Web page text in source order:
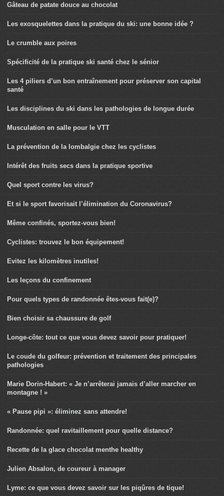
Gâteau de patate douce au chocolat
Les exosquelettes dans la pratique du ski: une bonne idée ?
Le crumble aux poires
Spécificité de la pratique ski santé chez le sénior
Les 4 piliers d’un bon entraînement pour préserver son capital
santé
Les disciplines du ski dans les pathologies de longue durée
Musculation en salle pour le VTT
La prévention de la lombalgie chez les cyclistes
Intérêt des fruits secs dans la pratique sportive
Quel sport contre les virus?
Et si le sport favorisait l’élimination du Coronavirus?
Même confinés, sportez-vous bien!
Cyclistes: trouvez le bon équipement!
Evitez les kilomètres inutiles!
Les leçons du confinement
Pour quels types de randonnée êtes-vous fait(e)?
Bien choisir sa chaussure de golf
Longe-côte: tout ce que vous devez savoir pour pratiquer!
Le coude du golfeur: prévention et traitement des principales
pathologies
Marie Dorin-Habert: « Je n’arrêterai jamais d’aller marcher en
montagne ! »
« Pause pipi »: éliminez sans attendre!
Randonnée: quel ravitaillement pour quelle distance?
Recette de la glace chocolat menthe healthy
Julien Absalon, de coureur à manager
Lyme: ce que vous devez savoir sur les piqûres de tique!